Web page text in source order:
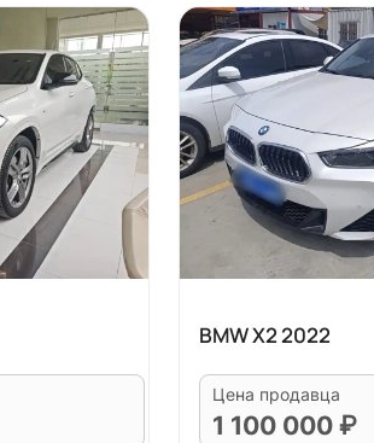
BMW X2 2022
Цена продавца
1 100 000 ₽